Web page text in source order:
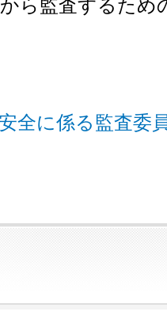
ら監査するため
全に係る監査委